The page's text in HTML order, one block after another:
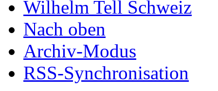
Wilhelm Tell Schweiz
Nach oben
Archiv-Modus
RSS-Synchronisation